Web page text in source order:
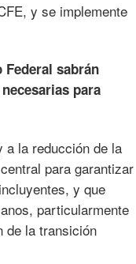
y se implemente
sabrán
para
a la reducción de la
para garantizar
y que
particularmente
de la transición